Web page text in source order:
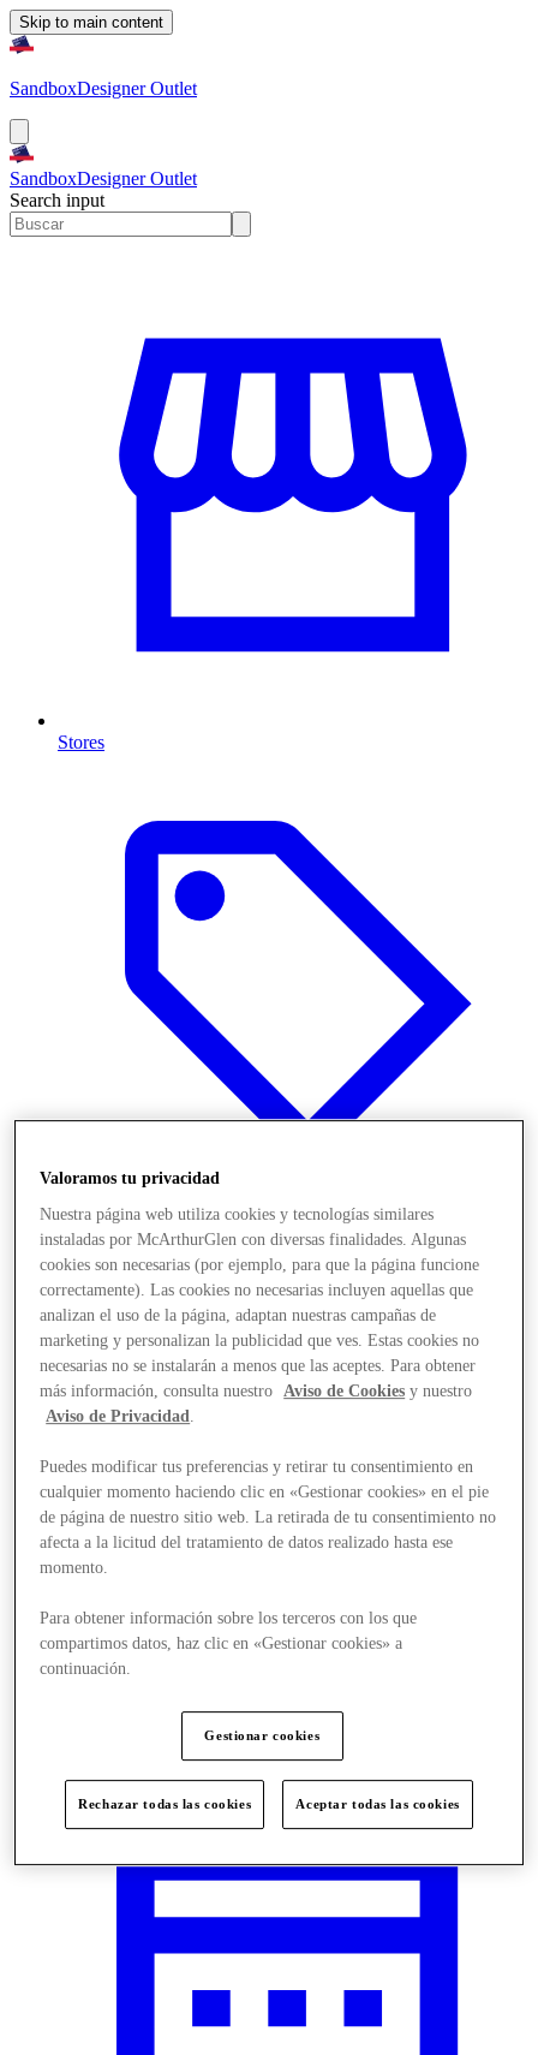
Skip to main content
SandboxDesigner Outlet
SandboxDesigner Outlet
Search input
Stores
Offers
Valoramos tu privacidad
Nuestra página web utiliza cookies y tecnologías similares
instaladas por McArthurGlen con diversas finalidades. Algunas
cookies son necesarias (por ejemplo, para que la página funcione
correctamente). Las cookies no necesarias incluyen aquellas que
analizan el uso de la página, adaptan nuestras campañas de
marketing y personalizan la publicidad que ves. Estas cookies no
necesarias no se instalarán a menos que las aceptes. Para obtener
más información, consulta nuestro
Aviso de Cookies y nuestro
Aviso de Privacidad.
Puedes modificar tus preferencias y retirar tu consentimiento en
cualquier momento haciendo clic en «Gestionar cookies» en el pie
de página de nuestro sitio web. La retirada de tu consentimiento no
afecta a la licitud del tratamiento de datos realizado hasta ese
momento.
Para obtener información sobre los terceros con los que
compartimos datos, haz clic en «Gestionar cookies» a
continuación.
Gestionar cookies
Rechazar todas las cookies Aceptar todas las cookies